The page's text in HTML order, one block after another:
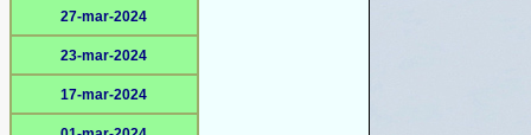
27-mar-2024
23-mar-2024
17-mar-2024